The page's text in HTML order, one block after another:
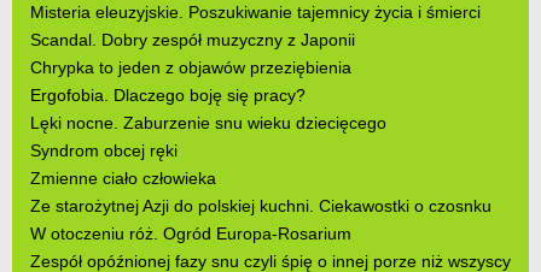
Misteria eleuzyjskie. Poszukiwanie tajemnicy życia i śmierci
Scandal. Dobry zespół muzyczny z Japonii
Chrypka to jeden z objawów przeziębienia
Ergofobia. Dlaczego boję się pracy?
Lęki nocne. Zaburzenie snu wieku dziecięcego
Syndrom obcej ręki
Zmienne ciało człowieka
Ze starożytnej Azji do polskiej kuchni. Ciekawostki o czosnku
W otoczeniu róż. Ogród Europa-Rosarium
Zespół opóźnionej fazy snu czyli śpię o innej porze niż wszyscy